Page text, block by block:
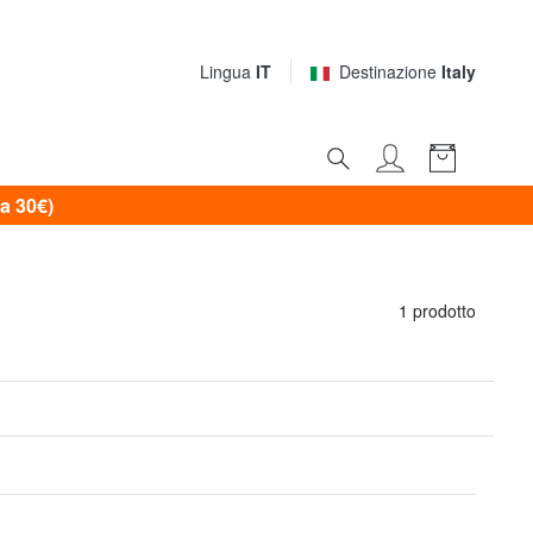
Lingua IT Destinazione Italy
30€)
1 prodotto